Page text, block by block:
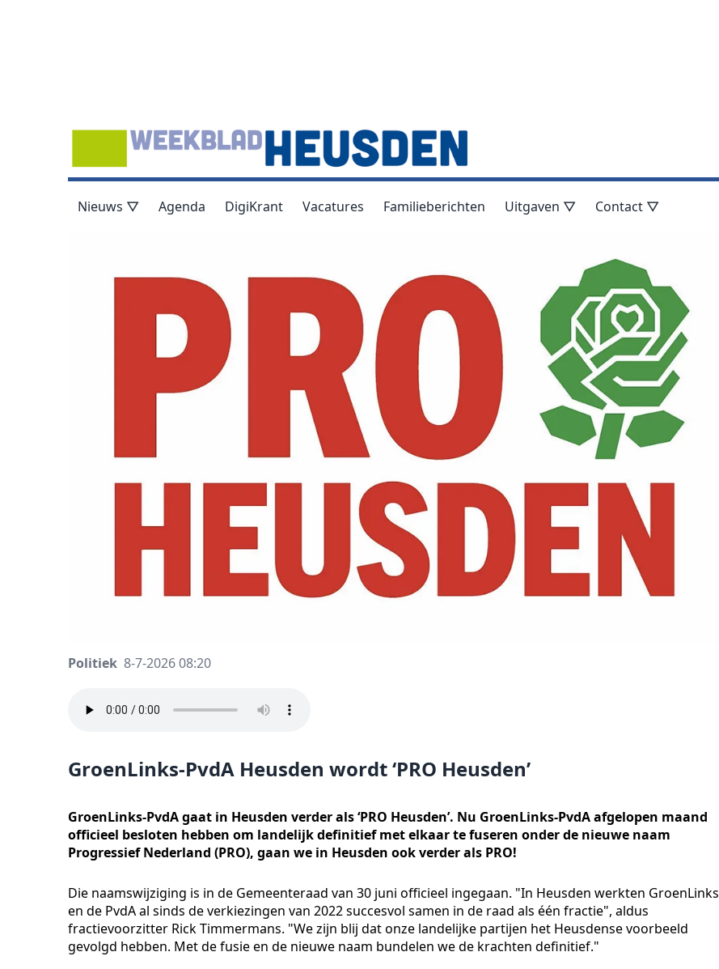
Nieuws ▽ Agenda DigiKrant Vacatures Familieberichten Uitgaven ▽ Contact ▽
Politiek 8-7-2026 08:20
GroenLinks-PvdA Heusden wordt ‘PRO Heusden’
GroenLinks-PvdA gaat in Heusden verder als ‘PRO Heusden’. Nu GroenLinks-PvdA afgelopen maand
officieel besloten hebben om landelijk definitief met elkaar te fuseren onder de nieuwe naam
Progressief Nederland (PRO), gaan we in Heusden ook verder als PRO!
Die naamswijziging is in de Gemeenteraad van 30 juni officieel ingegaan. "In Heusden werkten GroenLinks
en de PvdA al sinds de verkiezingen van 2022 succesvol samen in de raad als één fractie", aldus
fractievoorzitter Rick Timmermans. "We zijn blij dat onze landelijke partijen het Heusdense voorbeeld
gevolgd hebben. Met de fusie en de nieuwe naam bundelen we de krachten definitief."